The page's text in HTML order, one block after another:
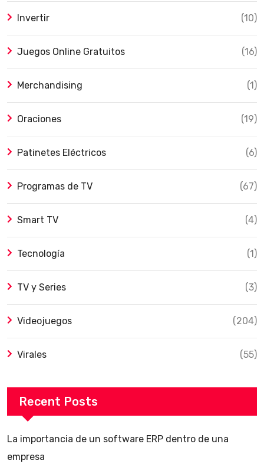
Invertir (10)
Juegos Online Gratuitos (16)
Merchandising (1)
Oraciones (19)
Patinetes Eléctricos (6)
Programas de TV (67)
Smart TV (4)
Tecnología (1)
TV y Series (3)
Videojuegos (204)
Virales (55)
Recent Posts
La importancia de un software ERP dentro de una
empresa